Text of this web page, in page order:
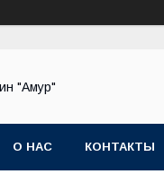
"Амур"
О НАС КОНТАКТЫ